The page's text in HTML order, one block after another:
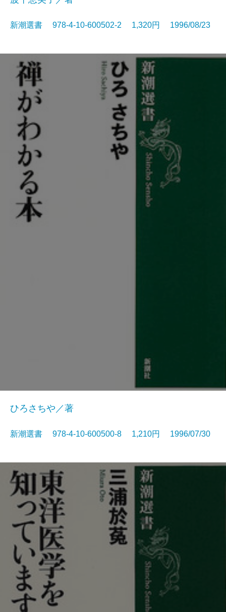
新潮選書 978-4-10-600502-2 1,320円 1996/08/23
ひろさちや／著
新潮選書 978-4-10-600500-8 1,210円 1996/07/30